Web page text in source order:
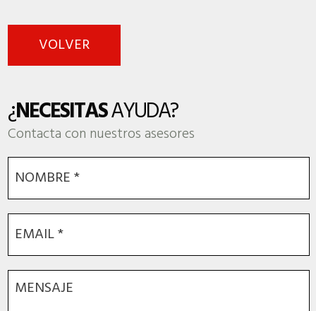
VOLVER
¿NECESITASAYUDA?
Contacta con nuestros asesores